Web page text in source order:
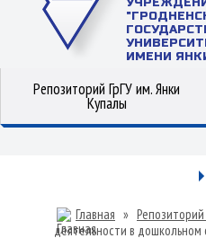
ИМЕНИ
Репозиторий ГрГУ им. Янки
Купалы
Главная »
деятельности в дошкольном